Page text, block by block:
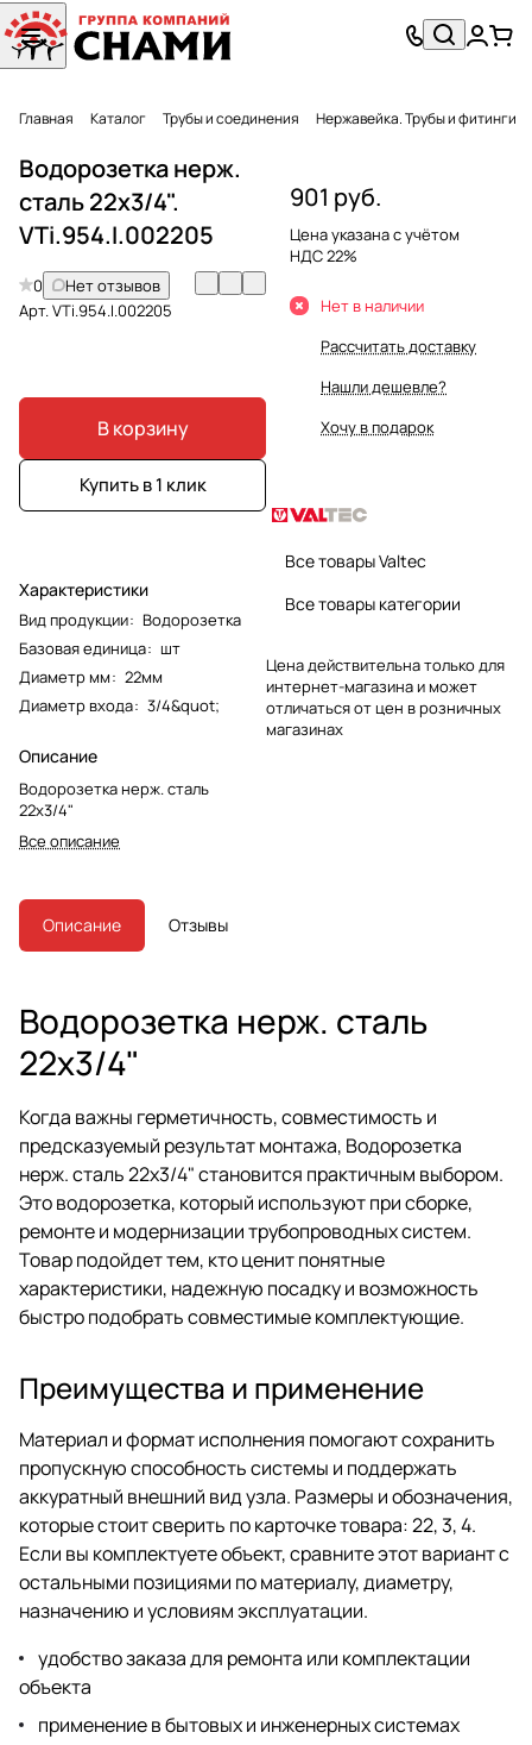
Главная Каталог Трубы и соединения Нержавейка. Трубы и фитинги
Водорозетка нерж.
сталь 22х3/4".
VTi.954.I.002205
0
Нет отзывов
Арт.VTi.954.I.002205
В корзину
Купить в 1 клик
Характеристики
Вид продукции: Водорозетка
Базовая единица: шт
Диаметр мм: 22мм
Диаметр входа: 3/4&quot;
Описание
Водорозетка нерж. сталь
22х3/4"
Все описание
901 руб.
Цена указана с учётом
НДС 22%
Нет в наличии
Рассчитать доставку
Нашли дешевле?
Хочу в подарок
Все товары Valtec
Все товары категории
Цена действительна только для
интернет-магазина и может
отличаться от цен в розничных
магазинах
Описание Отзывы
Водорозетка нерж. сталь
22х3/4"
Когда важны герметичность, совместимость и
предсказуемый результат монтажа, Водорозетка
нерж. сталь 22х3/4" становится практичным выбором.
Это водорозетка, который используют при сборке,
ремонте и модернизации трубопроводных систем.
Товар подойдет тем, кто ценит понятные
характеристики, надежную посадку и возможность
быстро подобрать совместимые комплектующие.
Преимущества и применение
Материал и формат исполнения помогают сохранить
пропускную способность системы и поддержать
аккуратный внешний вид узла. Размеры и обозначения,
которые стоит сверить по карточке товара: 22, 3, 4.
Если вы комплектуете объект, сравните этот вариант с
остальными позициями по материалу, диаметру,
назначению и условиям эксплуатации.
удобство заказа для ремонта или комплектации
объекта
применение в бытовых и инженерных системах